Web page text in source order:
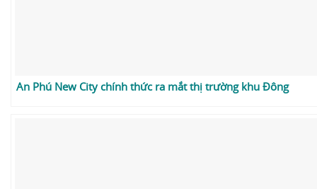
An Phú New City chính thức ra mắt thị trường khu Đông